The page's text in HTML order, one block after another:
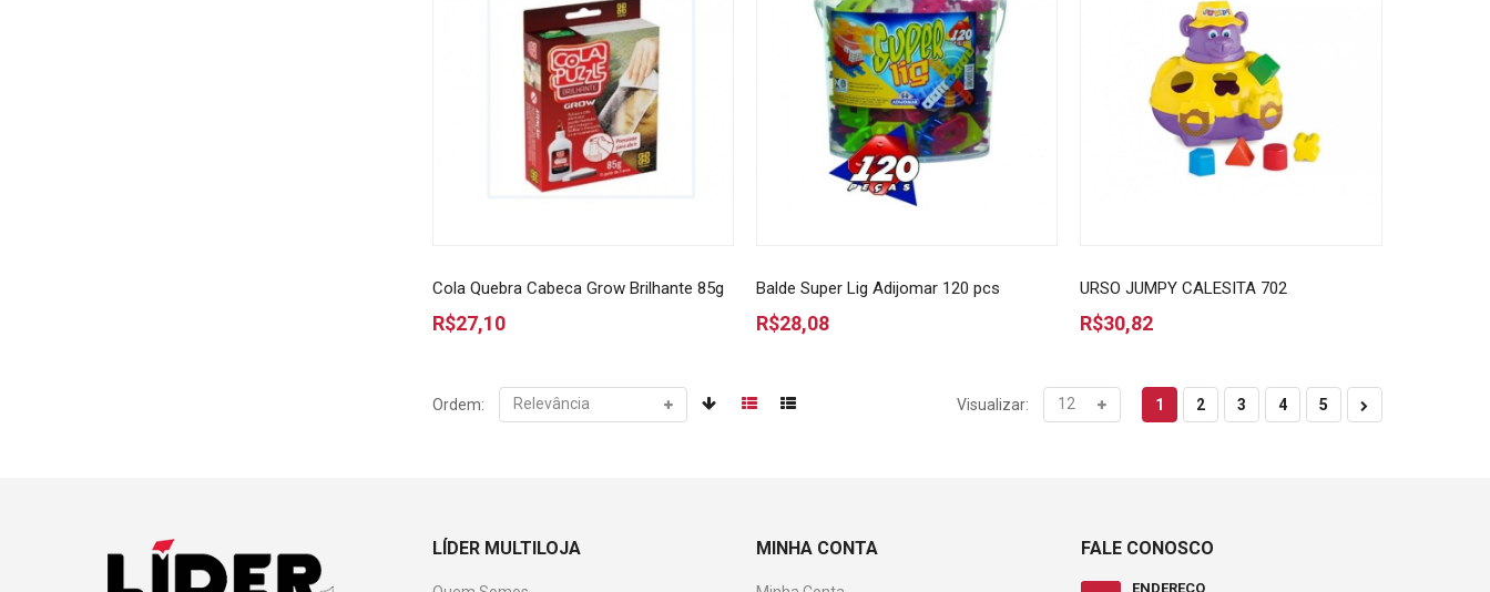
Cola Quebra Cabeca Grow Brilhante 85g
R$27,10
Balde Super Lig Adijomar 120 pcs
R$28,08
URSO JUMPY CALESITA 702
R$30,82
Ordem: Visualizar: 1 2 3 4 5
LÍDER MULTILOJA MINHA CONTA FALE CONOSCO
ENDEREÇO